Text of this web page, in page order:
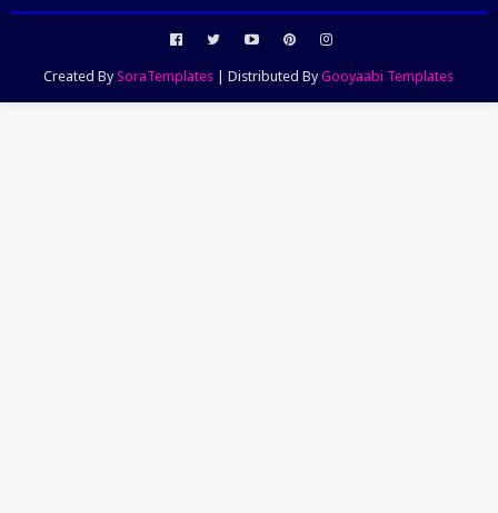
Created BySoraTemplates | Distributed ByGooyaabi Templates